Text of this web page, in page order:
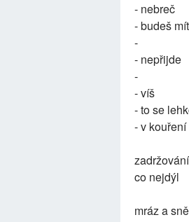
- nebreč
- budeš
-
- nepřijde
-
- víš
- to se
- v
co nejdýl
mráz a